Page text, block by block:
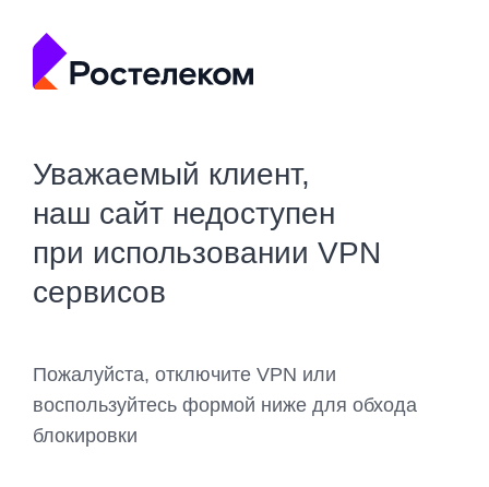
Уважаемый клиент,
наш сайт недоступен
при использовании VPN
сервисов
Пожалуйста, отключите VPN или
воспользуйтесь формой ниже для обхода
блокировки